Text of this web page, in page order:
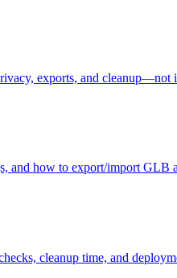
exports, and cleanup—not
and how to export/import GLB
cleanup time, and